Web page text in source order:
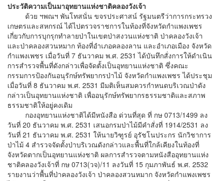
ประวัติความเป็นมาอุทยานแห่งชาติคลองวังเจ้า
ด้วย ฯพณฯ พันโทสนั่น ขจรประศาสน์ รัฐมนตรีว่าการกระทรวง
เกษตรและสหกรณ์ ได้ไปตรวจราชการในท้องที่จังหวัดกำแพงเพชร
เกี่ยวกับการบุกรุกทำลายป่าในเขตป่าสงวนแห่งชาติ ป่าคลองวังเจ้า
และป่าคลองสวนหมาก ท้องที่อำเภอคลองลาน และอำเภอเมือง จังหวัด
กำแพงเพชร เมื่อวันที่ 7 ธันวาคม พ.ศ. 2531 ได้บันทึกสั่งการให้ดำเนิน
การสำรวจพื้นที่ดังกล่าวเพื่อจัดตั้งเป็นอุทยานแห่งชาติ ซึ่งคณะ
กรรมการป้องกันอนุรักษ์ทรัพยากรป่าไม้ จังหวัดกำแพงเพชร ได้ประชุม
เมื่อวันที่ 8 ธันวาคม พ.ศ. 2531 มีมติเห็นสมควรกำหนดบริเวณป่าดัง
กล่าวเป็นอุทยานแห่งชาติ เพื่ออนุรักษ์ทรัพยากรธรรมชาติและสภาพ
ธรรมชาติให้อยู่คงเดิม
กองอุทยานแห่งชาติได้มีหนังสือ ด่วนที่สุด ที่ กษ 0713/1499 ลง
วันที่ 20 ธันวาคม พ.ศ. 2531 เสนอกรมป่าไม้มีคำสั่งที่ 1914/2531 ลง
วันที่ 21 ธันวาคม พ.ศ. 2531 ให้นายวิฑูรย์ อุรัชโนประกร นักวิชาการ
ป่าไม้ 4 สำรวจจัดตั้งป่าบริเวณดังกล่าวและพื้นที่ใกล้เคียงในท้องที่
จังหวัดตากเป็นอุทยานแห่งชาติ ผลการสำรวจตามหนังสืออุทยานแห่ง
ชาติคลองวังเจ้าที่ กษ 0713(วจ)/11 ลงวันที่ 15 กุมภาพันธ์ พ.ศ. 2532
รายงานว่าพื้นที่ป่าคลองวังเจ้า ป่าคลองสวนหมาก จังหวัดกำแพงเพชร